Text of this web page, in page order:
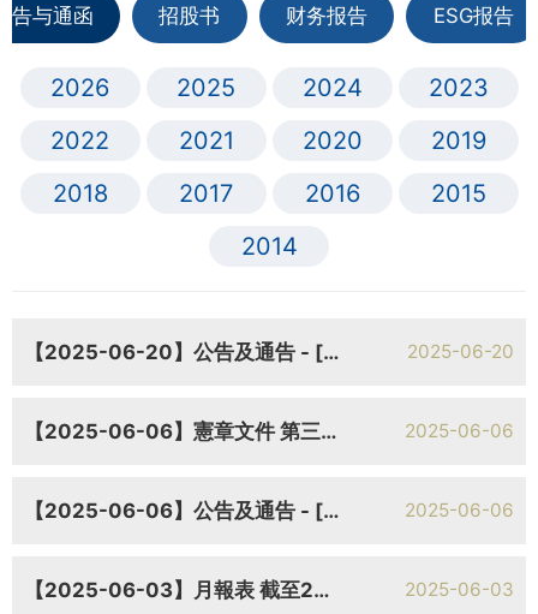
告与通函 招股书 财务报告 ESG报告
2026 2025 2024
2023
2022
2021 2020
2019
2018
2017 2016
2015
2014
【2025-06-20】公告及通告 - [更換董事或重要行政職能或職責的變更] 提名委員會組成變動 2025-06-20
【2025-06-06】憲章文件 第三次經修訂及重列組織章程細則 2025-06-06
【2025-06-06】公告及通告 - [股東周年大會的結果] 於二零二五年六月六日舉行的股東週年大會的投票表決結果 2025-06-06
【2025-06-03】月報表 截至2025年5月31日止月份之股份發行人之證券變動月報表 2025-06-03